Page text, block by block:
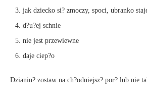
jak dziecko si? zmoczy, spoci, ubranko
d?u?ej schnie
nie jest przewiewne
daje ciep?o
Dzianin? zostaw na ch?odniejsz? por? lub nie